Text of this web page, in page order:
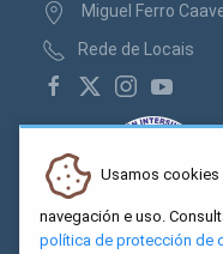
Miguel Ferro
Rede de Locais
Usamos cookies
navegación e uso.
política de protección de